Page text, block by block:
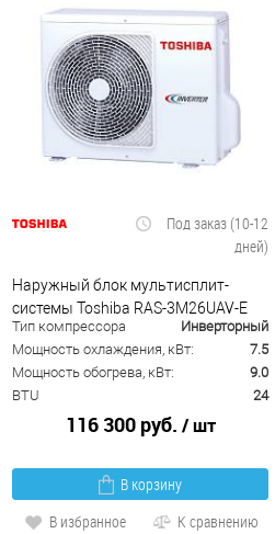
Под заказ (10-12
дней)
Наружный блок мультисплит-
системы Toshiba RAS-3M26UAV-E
Тип компрессора
Инверторный
Мощность охлаждения, кВт:
7.5
Мощность обогрева, кВт:
9.0
BTU
24
116 300 руб. / шт
В корзину
В избранное
К сравнению